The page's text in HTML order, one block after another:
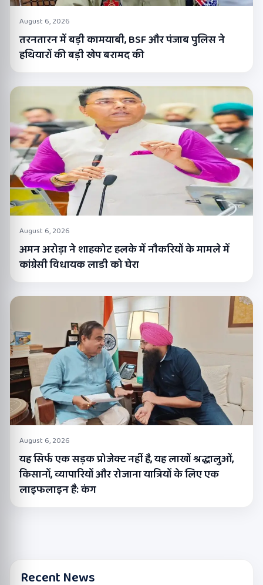
August 6, 2026
तरनतारन में बड़ी कामयाबी, BSF और पंजाब पुलिस ने
हथियारों की बड़ी खेप बरामद की
August 6, 2026
अमन अरोड़ा ने शाहकोट हलके में नौकरियों के मामले में
कांग्रेसी विधायक लाडी को घेरा
August 6, 2026
यह सिर्फ एक सड़क प्रोजेक्ट नहीं है, यह लाखों श्रद्धालुओं,
किसानों, व्यापारियों और रोजाना यात्रियों के लिए एक
लाइफलाइन है: कंग
Recent News